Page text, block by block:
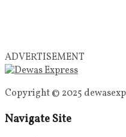
ADVERTISEMENT
Copyright © 2025
Navigate Site